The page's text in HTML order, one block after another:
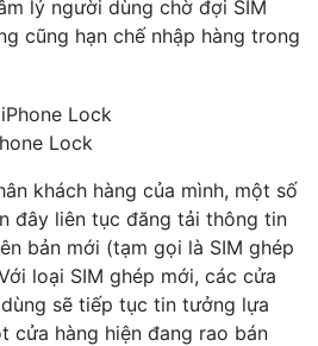
lý người dùng chờ đợi SIM
cũng hạn chế nhập hàng trong
Lock
khách hàng của mình, một số
đây liên tục đăng tải thông tin
bản mới (tạm gọi là SIM ghép
loại SIM ghép mới, các cửa
sẽ tiếp tục tin tưởng lựa
cửa hàng hiện đang rao bán